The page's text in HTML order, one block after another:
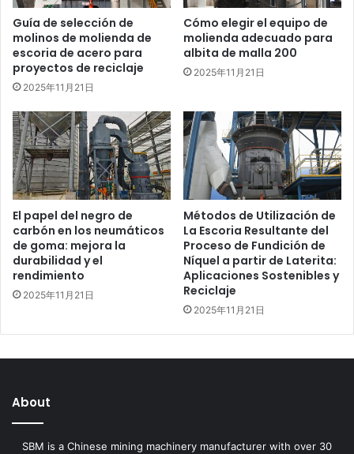
Guía de selección de
molinos de molienda de
escoria de acero para
proyectos de reciclaje
2025年11月21日
Cómo elegir el equipo de
molienda adecuado para
albita de malla 200
2025年11月21日
El papel del negro de
carbón en los neumáticos
de goma: mejora la
durabilidad y el
rendimiento
2025年11月21日
Métodos de Utilización de
La Escoria Resultante del
Proceso de Fundición de
Níquel a partir de Laterita:
Aplicaciones Sostenibles y
Reciclaje
2025年11月21日
About
SBM is a Chinese mining machinery manufacturer with over 30